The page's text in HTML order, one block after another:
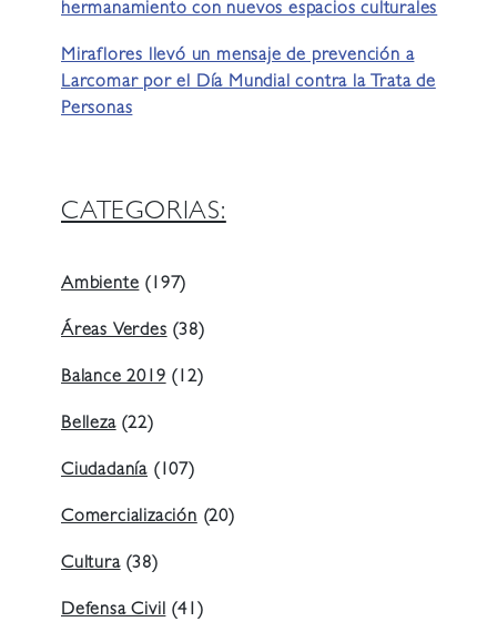
hermanamiento con nuevos espacios culturales
Miraflores llevó un mensaje de prevención a
Larcomar por el Día Mundial contra la Trata de
Personas
CATEGORIAS:
Ambiente(197)
Áreas Verdes(38)
Balance 2019(12)
Belleza(22)
Ciudadanía (107)
Comercialización(20)
Cultura(38)
Defensa Civil(41)